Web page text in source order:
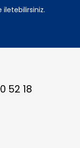
iletebilirsiniz.
52 18